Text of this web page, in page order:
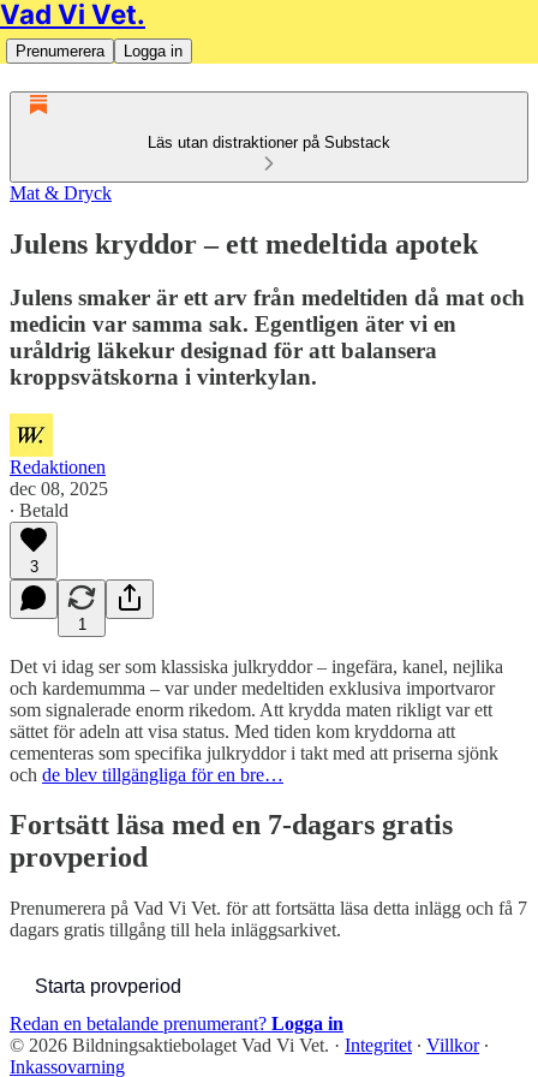
Vad Vi Vet.
Prenumerera Logga in
Läs utan distraktioner på Substack
Mat & Dryck
Julens kryddor – ett medeltida apotek
Julens smaker är ett arv från medeltiden då mat och
medicin var samma sak. Egentligen äter vi en
uråldrig läkekur designad för att balansera
kroppsvätskorna i vinterkylan.
Redaktionen
dec 08, 2025
∙ Betald
3
1
Det vi idag ser som klassiska julkryddor – ingefära, kanel, nejlika
och kardemumma – var under medeltiden exklusiva importvaror
som signalerade enorm rikedom. Att krydda maten rikligt var ett
sättet för adeln att visa status. Med tiden kom kryddorna att
cementeras som specifika julkryddor i takt med att priserna sjönk
och de blev tillgängliga för en bre…
Fortsätt läsa med en 7-dagars gratis
provperiod
Prenumerera på Vad Vi Vet. för att fortsätta läsa detta inlägg och få 7
dagars gratis tillgång till hela inläggsarkivet.
Starta provperiod
Redan en betalande prenumerant? Logga in
© 2026 Bildningsaktiebolaget Vad Vi Vet. · Integritet ∙ Villkor∙
Inkassovarning